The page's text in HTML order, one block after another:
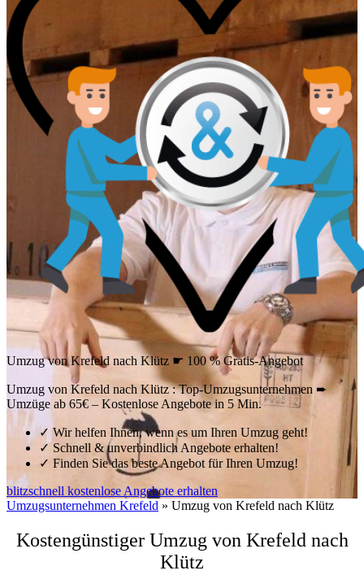
Umzug von Krefeld nach Klütz ☛ 100 % Gratis-Angebot
Umzug von Krefeld nach Klütz : Top-Umzugsunternehmen ➨
Umzüge ab 65€ – Kostenlose Angebote in 5 Min.
✓ Wir helfen Ihnen, wenn es um Ihren Umzug geht!
✓Schnell & unverbindlich Angebote erhalten!
✓ Finden Sie das beste Angebot für Ihren Umzug!
blitzschnell kostenlose Angebote erhalten
Umzugsunternehmen Krefeld » Umzug von Krefeld nach Klütz
Kostengünstiger Umzug von Krefeld nach
Klütz